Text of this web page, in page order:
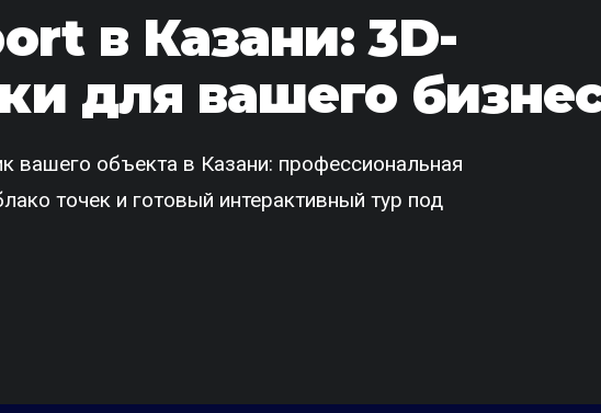
в Казани: 3D-
для вашего
вашего объекта в Казани: профессиональная
точек и готовый интерактивный тур под